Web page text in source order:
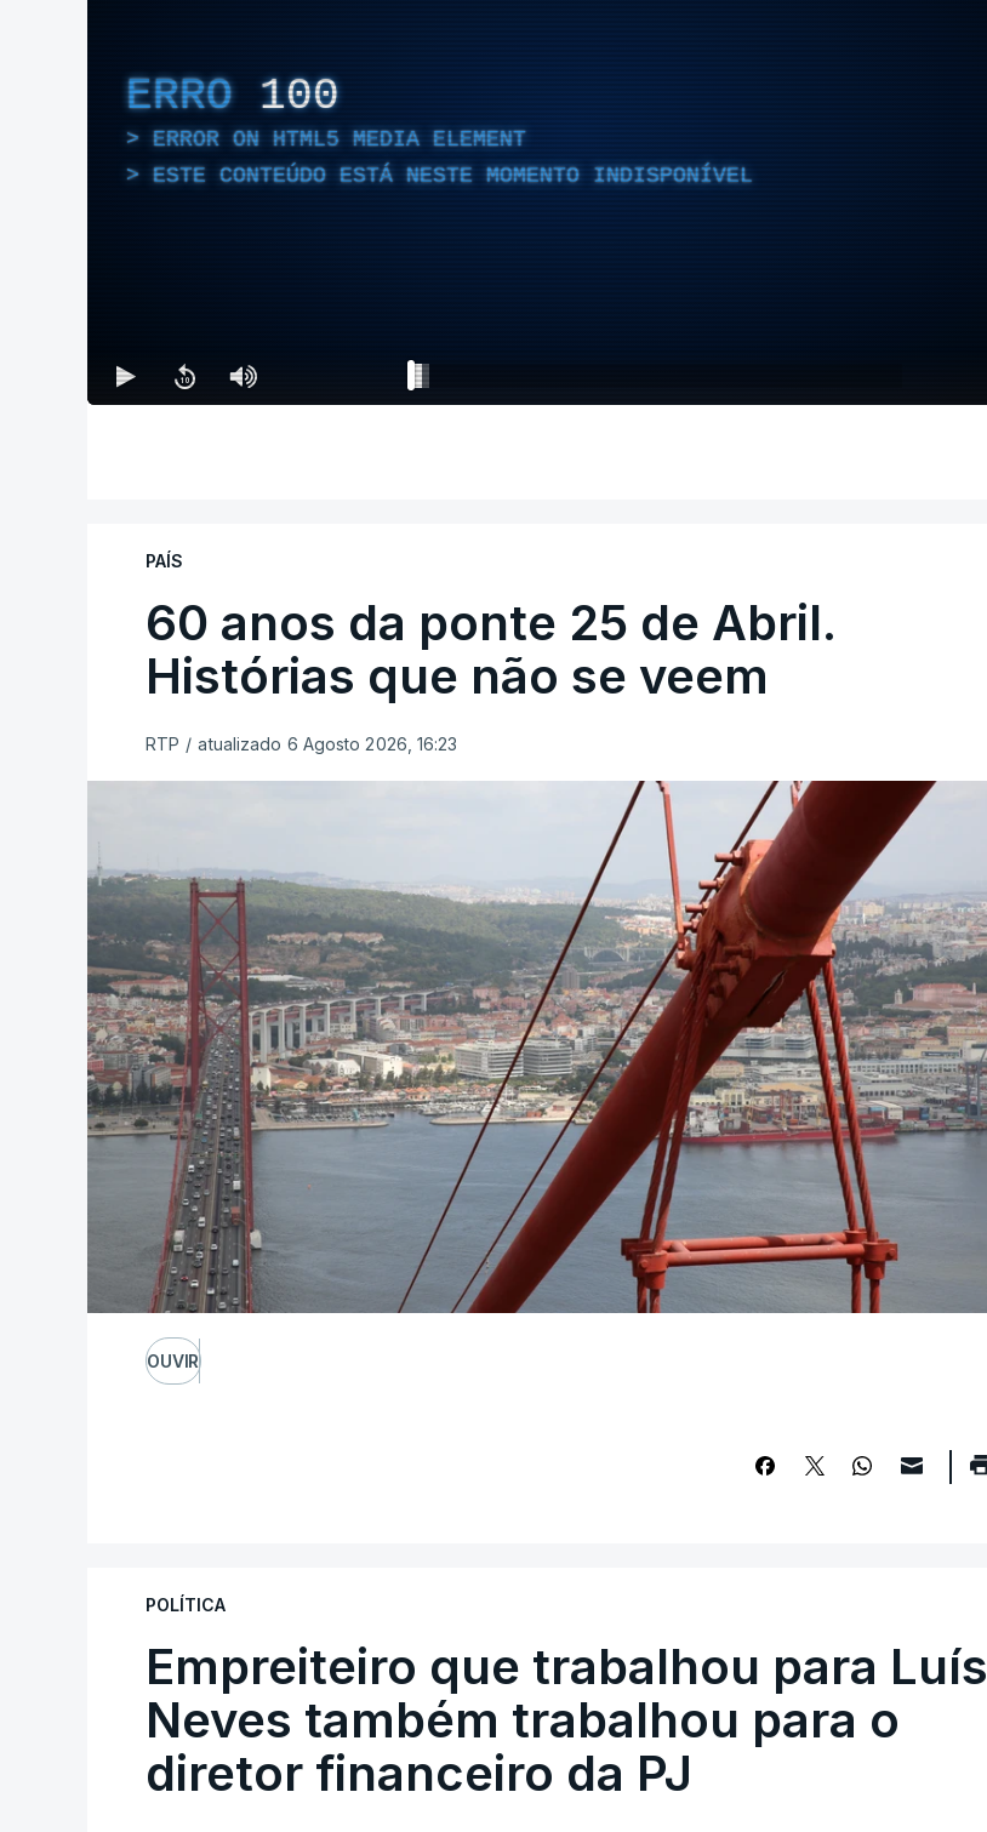
ERRO 100
ERROR ON HTML5 MEDIA ELEMENT
ESTE CONTEÚDO ESTÁ NESTE MOMENTO INDISPONÍVEL
PAÍS
60 anos da ponte 25 de Abril.
Histórias que não se veem
RTP / atualizado 6 Agosto 2026, 16:23
OUVIR
POLÍTICA
Empreiteiro que trabalhou para Luís
Neves também trabalhou para o
diretor financeiro da PJ